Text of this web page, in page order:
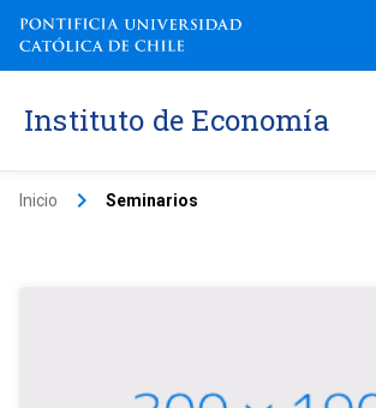
Instituto de Economía
Inicio keyboard_arrow_right Seminarios